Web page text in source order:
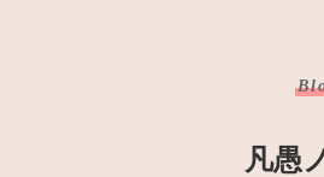
凡愚